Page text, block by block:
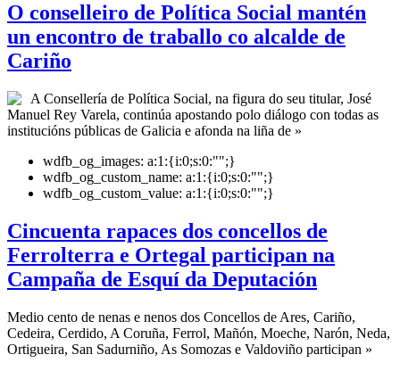
O conselleiro de Política Social mantén
un encontro de traballo co alcalde de
Cariño
A Consellería de Política Social, na figura do seu titular, José
Manuel Rey Varela, continúa apostando polo diálogo con todas as
institucións públicas de Galicia e afonda na liña de »
wdfb_og_images: a:1:{i:0;s:0:"";}
wdfb_og_custom_name: a:1:{i:0;s:0:"";}
wdfb_og_custom_value: a:1:{i:0;s:0:"";}
Cincuenta rapaces dos concellos de
Ferrolterra e Ortegal participan na
Campaña de Esquí da Deputación
Medio cento de nenas e nenos dos Concellos de Ares, Cariño,
Cedeira, Cerdido, A Coruña, Ferrol, Mañón, Moeche, Narón, Neda,
Ortigueira, San Sadurniño, As Somozas e Valdoviño participan »